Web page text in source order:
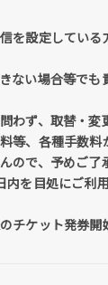
を設定してい
ない場合等でも
ず、取替・変
、各種手数料
で、予めご了
を目処にご利
ケット発券開